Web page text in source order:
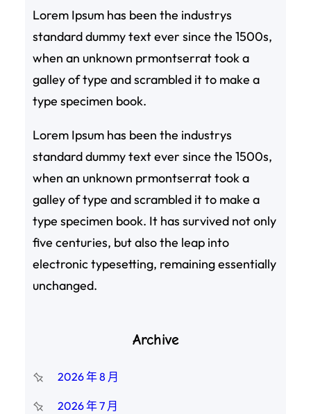
Lorem Ipsum has been the industrys
standard dummy text ever since the 1500s,
when an unknown prmontserrat took a
galley of type and scrambled it to make a
type specimen book.
Lorem Ipsum has been the industrys
standard dummy text ever since the 1500s,
when an unknown prmontserrat took a
galley of type and scrambled it to make a
type specimen book. It has survived not only
five centuries, but also the leap into
electronic typesetting, remaining essentially
unchanged.
Archive
2026 年 8 月
2026 年 7 月